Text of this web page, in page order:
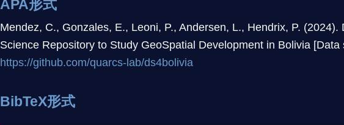
APA形式
Mendez, C., Gonzales, E., Leoni, P., Andersen, L., Hendrix, P. (2024).
Science Repository to Study GeoSpatial Development in Bolivia [Data
https://github.com/quarcs-lab/ds4bolivia
BibTeX形式